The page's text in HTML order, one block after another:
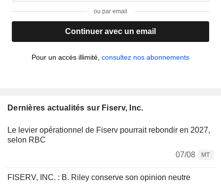
ou par email
Continuer avec un email
Pour un accès illimité, consultez nos abonnements
Dernières actualités sur Fiserv, Inc.
Le levier opérationnel de Fiserv pourrait rebondir en 2027,
selon RBC
07/08
MT
FISERV, INC. : B. Riley conserve son opinion neutre